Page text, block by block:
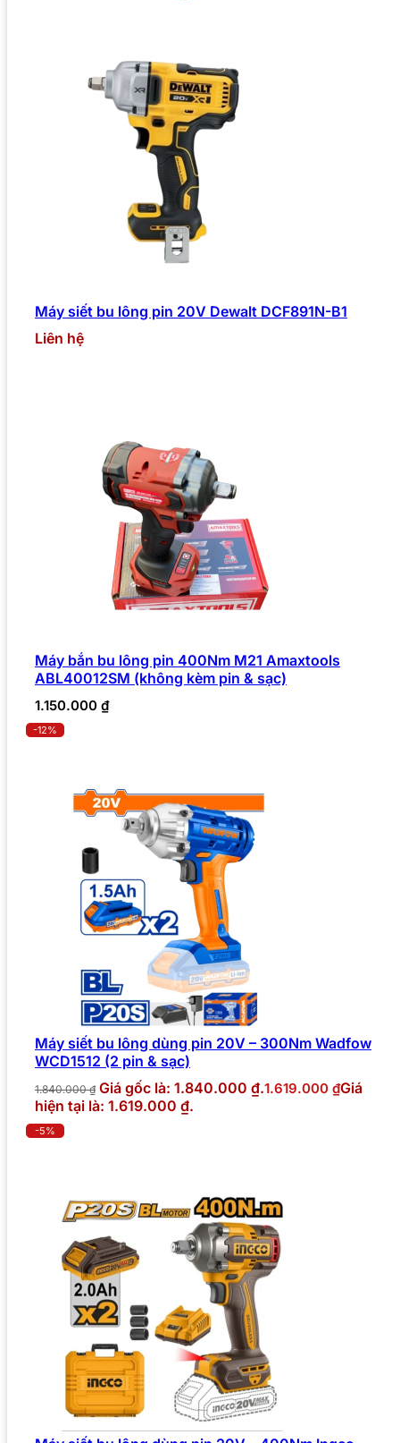
Máy siết bu lông pin 20V Dewalt DCF891N-B1
Liên hệ
Máy bắn bu lông pin 400Nm M21 Amaxtools
ABL40012SM (không kèm pin & sạc)
1.150.000 ₫
-12%
Máy siết bu lông dùng pin 20V – 300Nm Wadfow
WCD1512 (2 pin & sạc)
1.840.000₫ Giá gốc là: 1.840.000 ₫.1.619.000 ₫Giá
hiện tại là: 1.619.000 ₫.
-5%